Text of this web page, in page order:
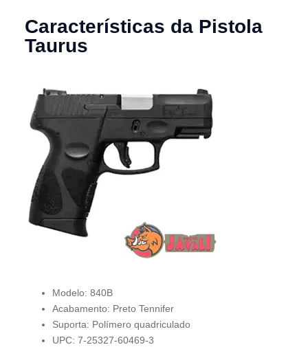
Características da Pistola
Taurus
Modelo: 840B
Acabamento: Preto Tennifer
Suporta: Polímero quadriculado
UPC: 7-25327-60469-3